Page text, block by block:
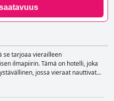
se tarjoaa vierailleen
ilmapiirin. Tämä on hotelli, joka
jossa vieraat nauttivat
ja tenniskentistä.